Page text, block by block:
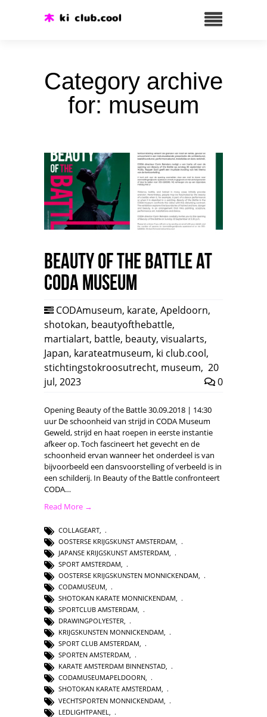
Category archive
for: museum
Beauty of the Battle at
CODA Museum
CODAmuseum, karate, Apeldoorn,
shotokan, beautyofthebattle,
martialart, battle, beauty, visualarts,
Japan, karateatmuseum, ki club.cool,
stichtingstokroosutrecht, museum, 20
jul, 2023
0
Opening Beauty of the Battle 30.09.2018 | 14:30
uur De schoonheid van strijd in CODA Museum
Geweld, strijd en haat roepen in eerste instantie
afkeer op. Toch fascineert het gevecht en de
schoonheid ervan wanneer het onderdeel is van
bijvoorbeeld een dansvoorstelling of verbeeld is in
een schilderij. In Beauty of the Battle confronteert
CODA…
Read More →
COLLAGEART
OOSTERSE KRIJGSKUNST AMSTERDAM
JAPANSE KRIJGSKUNST AMSTERDAM
SPORT AMSTERDAM
OOSTERSE KRIJGSKUNSTEN MONNICKENDAM
CODAMUSEUM
SHOTOKAN KARATE MONNICKENDAM
SPORTCLUB AMSTERDAM,
DRAWINGPOLYESTER,
KRIJGSKUNSTEN MONNICKENDAM,
SPORT CLUB AMSTERDAM,
SPORTEN AMSTERDAM,
KARATE AMSTERDAM BINNENSTAD,
CODAMUSEUMAPELDOORN,
SHOTOKAN KARATE AMSTERDAM,
VECHTSPORTEN MONNICKENDAM
LEDLIGHTPANEL